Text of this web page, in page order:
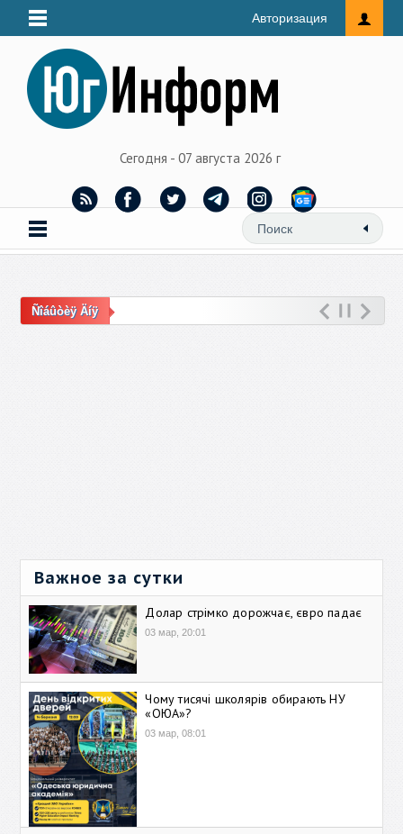
Авторизация
Сегодня - 07 августа 2026 г
Ñîáûòèÿ Äíÿ
Важное за сутки
Долар стрімко дорожчає, євро падає
03 мар, 20:01
Чому тисячі школярів обирають НУ
«ОЮА»?
03 мар, 08:01